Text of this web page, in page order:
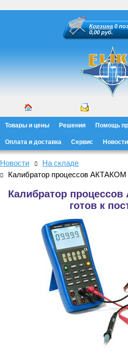
Корзина 0
0,00 руб.
Товары и цены Решения Помощь
Оплата и доставка Сервис Новости
Новости
На складе
Калибратор процессов АКТАКОМ
Калибратор
готов к